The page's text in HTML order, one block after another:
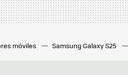
móviles Samsung Galaxy S25